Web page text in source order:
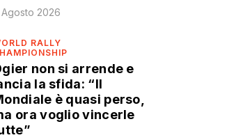
2026
RALLY
non si arrende e
la sfida: “Il
è quasi perso,
ora voglio vincerle